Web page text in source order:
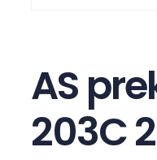
AS
203C